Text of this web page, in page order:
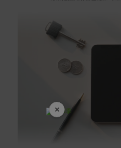
× 開學裝備全面降價